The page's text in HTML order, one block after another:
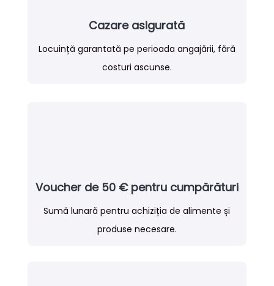
Cazare asigurată
Locuință garantată pe perioada angajării, fără
costuri ascunse.
Voucher de 50 € pentru cumpărături
Sumă lunară pentru achiziția de alimente și
produse necesare.